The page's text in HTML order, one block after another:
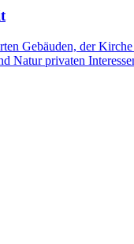
Gebäuden, der
Natur privaten